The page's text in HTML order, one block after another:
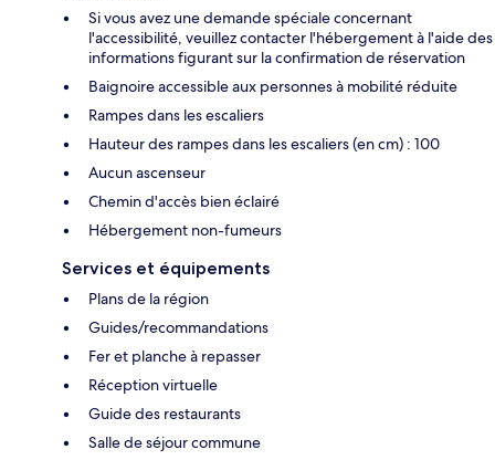
Si vous avez une demande spéciale concernant
l'accessibilité, veuillez contacter l'hébergement à l'aide des
informations figurant sur la confirmation de réservation
Baignoire accessible aux personnes à mobilité réduite
Rampes dans les escaliers
Hauteur des rampes dans les escaliers (en cm) : 100
Aucun ascenseur
Chemin d'accès bien éclairé
Hébergement non-fumeurs
Services et équipements
Plans de la région
Guides/recommandations
Fer et planche à repasser
Réception virtuelle
Guide des restaurants
Salle de séjour commune